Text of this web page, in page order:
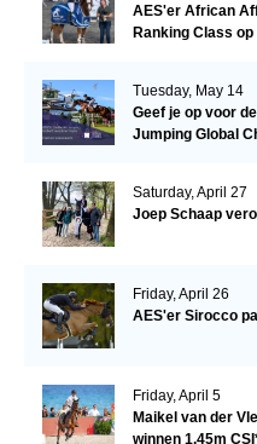
AES'er African
Ranking Class
Tuesday, May 14
Geef je op voor
Jumping Global
Saturday, April 27
Joep Schaap
Friday, April 26
AES'er Sirocco
Friday, April 5
Maikel van der
winnen 1.45m